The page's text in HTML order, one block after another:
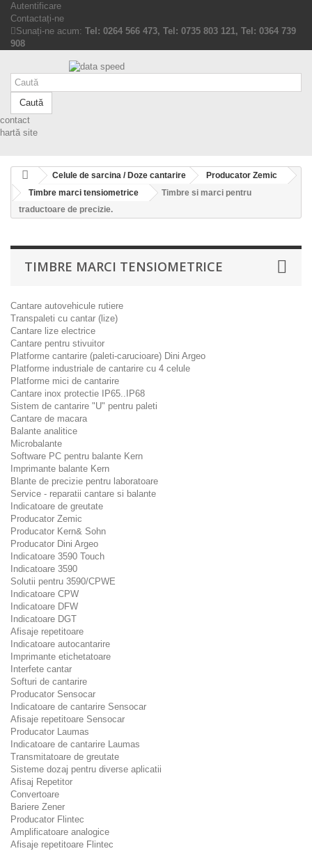
Autentificare
Contactați-ne
Sunați-ne acum: Tel: 0264 566 473, Tel: 0735 803 121, Tel: 0364 739
908
Caută
contact
hartă site
Celule de sarcina / Doze cantarire
Producator Zemic
Timbre marci tensiometrice
Timbre si marci pentru
traductoare de precizie.
TIMBRE MARCI TENSIOMETRICE
Cantare autovehicule rutiere
Transpaleti cu cantar (lize)
Cantare lize electrice
Cantare pentru stivuitor
Platforme cantarire (paleti-carucioare) Dini Argeo
Platforme industriale de cantarire cu 4 celule
Platforme mici de cantarire
Cantare inox protectie IP65..IP68
Sistem de cantarire "U" pentru paleti
Cantare de macara
Balante analitice
Microbalante
Software PC pentru balante Kern
Imprimante balante Kern
Blante de precizie pentru laboratoare
Service - reparatii cantare si balante
Indicatoare de greutate
Producator Zemic
Producator Kern& Sohn
Producator Dini Argeo
Indicatoare 3590 Touch
Indicatoare 3590
Solutii pentru 3590/CPWE
Indicatoare CPW
Indicatoare DFW
Indicatoare DGT
Afisaje repetitoare
Indicatoare autocantarire
Imprimante etichetatoare
Interfete cantar
Softuri de cantarire
Producator Sensocar
Indicatoare de cantarire Sensocar
Afisaje repetitoare Sensocar
Producator Laumas
Indicatoare de cantarire Laumas
Transmitatoare de greutate
Sisteme dozaj pentru diverse aplicatii
Afisaj Repetitor
Convertoare
Bariere Zener
Producator Flintec
Amplificatoare analogice
Afisaje repetitoare Flintec